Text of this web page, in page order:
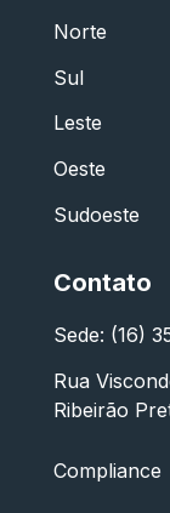
Norte
Sul
Leste
Oeste
Sudoeste
Contato
Sede: (16)
Rua
Ribeirão
Compliance